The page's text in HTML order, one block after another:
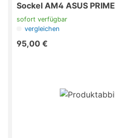
Sockel AM4 ASUS
sofort verfügbar
vergleichen
95,00 €